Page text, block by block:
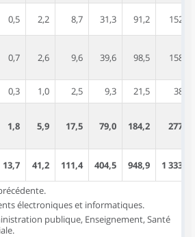
0,5 2,2 8,7 31,3 91,2 152,4
0,7 2,6 9,6 39,6 98,5 158,0
0,3 1,0 2,5 9,3 21,5
38,3
1,8 5,9 17,5 79,0 184,2 277,1
13,7 41,2 111,4 404,5 948,9 1 333,1
électroniques et informatiques.
publique, Enseignement, Santé